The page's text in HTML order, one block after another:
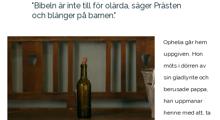
Bibeln är inte till för olärda, säger Prästen
och blänger på barnen.
Ophelia går hem
uppgiven. Hon
möts i dörren av
sin gladlynte och
berusade pappa,
han uppmanar
henne med att, ta